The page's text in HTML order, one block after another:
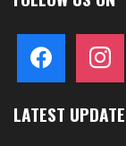
facebook instagram
LATEST UPDATE